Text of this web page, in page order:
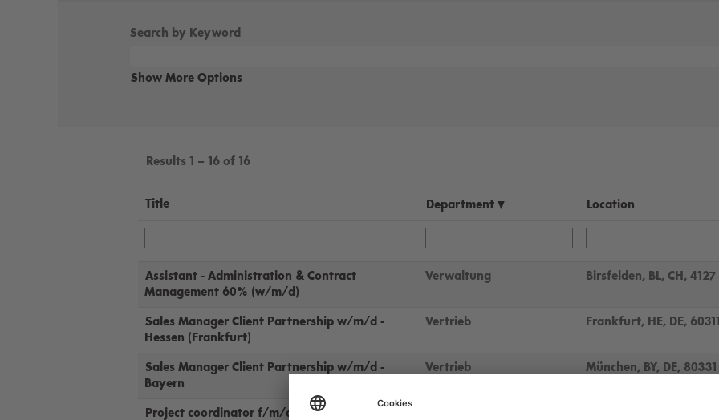
Search by Keyword
Show More Options
Results 1 – 16 of 16
Title Department Location
Assistant - Administration & Contract
Management 60% (w/m/d)
Verwaltung Birsfelden, BL, CH, 4127
Sales Manager Client Partnership w/m/d -
Hessen (Frankfurt)
Vertrieb Frankfurt, HE, DE, 60311
Sales Manager Client Partnership w/m/d -
Bayern
Vertrieb München, BY, DE, 80331
Project coordinator f/m/d